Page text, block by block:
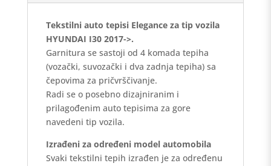
Tekstilni auto tepisi Elegance za tip vozila
HYUNDAI I30 2017->.
Garnitura se sastoji od 4 komada tepiha
(vozački, suvozački i dva zadnja tepiha) sa
čepovima za pričvrščivanje.
Radi se o posebno dizajniranim i
prilagođenim auto tepisima za gore
navedeni tip vozila.
Izrađeni za određeni model automobila
Svaki tekstilni tepih izrađen je za određenu